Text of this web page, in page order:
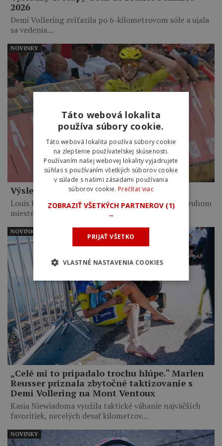
2026
Demi Vollering zvíťazila po 6-kilometrovom sóle a ujala
sa vedenia…
Výsledky 6. etapy Okolo Poľska 2026
Louis Barré vyhral po 14-kilometrovom sóle. Na druhom
mieste skončil…
NOVINKY
„Celé mi to pripadalo trochu hlúpe.“ Marlen
Reusser priznala zbytočné taktizovanie s
Demi Vollering na Mont Ventoux
Kasia Niewiadoma využila taktické váhanie najväčších
favoritiek, necelých desať kilometrov…
NOVINKY
NOVINKY
Táto webová lokalita
používa súbory cookie.
Táto webová lokalita používa súbory cookie
na zlepšenie používateľskej skúsenosti.
Používaním našej webovej lokality vyjadrujete
súhlas s používaním všetkých súborov cookie
v súlade s našimi zásadami používania
súborov cookie. Prečítať viac
ZOBRAZIŤ VŠETKÝCH PARTNEROV (1)
→
PRIJAŤ VŠETKO
VLASTNÉ NASTAVENIA COOKIES